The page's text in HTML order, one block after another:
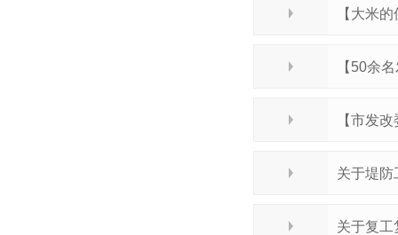
【大米
【50余
【市发
关于堤防
关于复工